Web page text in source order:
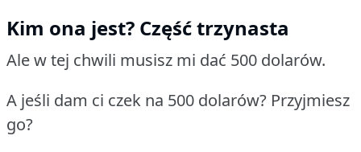
Kim ona jest? Część trzynasta
Ale w tej chwili musisz mi dać 500 dolarów.
A jeśli dam ci czek na 500 dolarów? Przyjmiesz
go?